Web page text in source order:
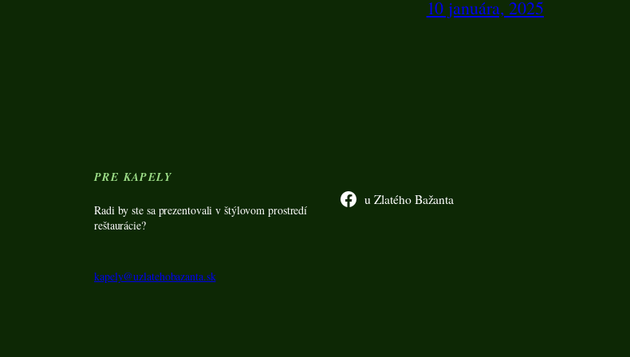
10 januára, 2025
PRE KAPELY
Radi by ste sa prezentovali v štýlovom prostredí
reštaurácie?
kapely@uzlatehobazanta.sk
u Zlatého Bažanta